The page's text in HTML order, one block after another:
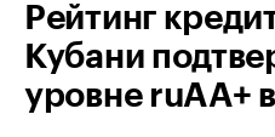
Рейтинг
Кубани
уровне ruAA+